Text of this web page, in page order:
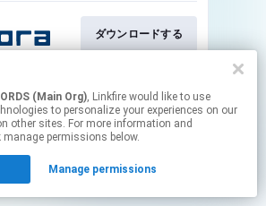
ダウンロードする
ダウンロードする
to manage your permissions.
(Main Org), Linkfire would like to use
to personalize your experiences on our
other sites. For more information and
permissions below.
Manage permissions